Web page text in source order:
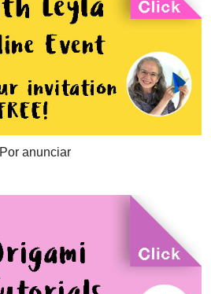
Por anunciar